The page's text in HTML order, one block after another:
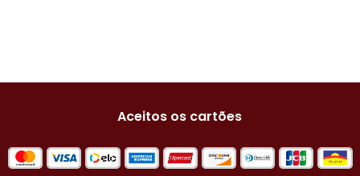
Aceitos os cartões